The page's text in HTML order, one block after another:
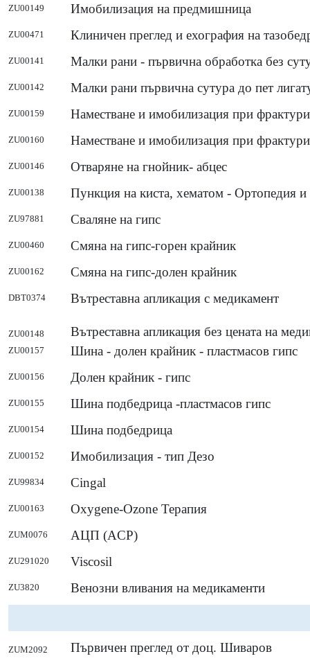
ZU00149 Имобилизация на предмишница
ZU00471 Клиничен преглед и ехография на
ZU00141 Малки рани - първична обработка без
ZU00142 Малки рани първична сутура до пет
ZU00159 Наместване и имобилизация при
ZU00160 Наместване и имобилизация при
ZU00146 Отваряне на гнойник- абцес
ZU00138 Пункция на киста, хематом - Ортопедия и
ZU97881 Сваляне на гипс
ZU00460 Смяна на гипс-горен крайник
ZU00162 Смяна на гипс-долен крайник
DBT0374 Вътреставна апликация с медикамент
ZU00148 Вътреставна апликация без цената на
ZU00157 Шина - долен крайник - пластмасов гипс
ZU00156 Долен крайник - гипс
ZU00155 Шина подбедрица -пластмасов гипс
ZU00154 Шина подбедрица
ZU00152 Имобилизация - тип Дезо
ZU99834 Cingal
ZU00163 Oxygene-Ozone Терапия
ZUM0076 АЦП (ACP)
ZU291020 Viscosil
ZU3820 Венозни вливания на медикаменти
ZUM2092 Първичен преглед от доц. Шиваров